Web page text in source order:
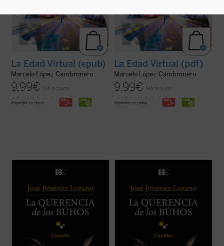
La Edad Virtual (epub)
Marcelo López Cambronero
9,99€ IVA incluido
disponible en ebook:
La Edad Virtual (pdf)
Marcelo López Cambronero
9,99€ IVA incluido
disponible en ebook:
todas inéditas, que nos desvelan el
vivencias son transformados en relatos
que nos sitúan ante aquellos instantes de la
vida que la hacen más verdadera. ...(ver
todas inéditas, que nos desvelan el
vivencias son transformados en relatos
que nos sitúan ante aquellos instantes de la
vida que la hacen más verdadera. ...(ver